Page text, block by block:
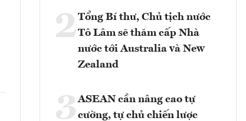
2Tổng Bí thư, Chủ tịch nước
Tô Lâm sẽ thăm cấp Nhà
nước tới Australia và New
Zealand
3 ASEAN cần nâng cao tự
cường, tự chủ chiến lược